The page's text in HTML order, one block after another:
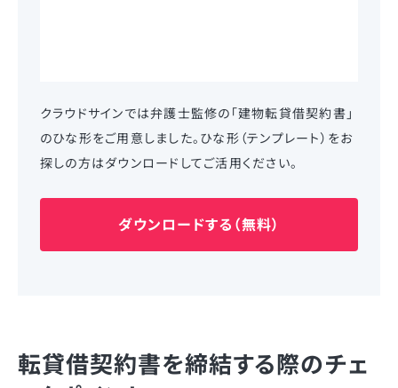
クラウドサインでは弁護士監修の「建物転貸借契約書」
のひな形をご用意しました。ひな形（テンプレート）をお
探しの方はダウンロードしてご活用ください。
ダウンロードする（無料）
転貸借契約書を締結する際のチェ